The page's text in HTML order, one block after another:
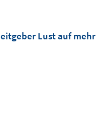
Lust auf mehr